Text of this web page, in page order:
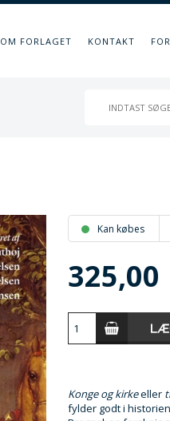
OM FORLAGET KONTAKT
Kan købes
325,00
Konge og kirkeeller
fylder godt i